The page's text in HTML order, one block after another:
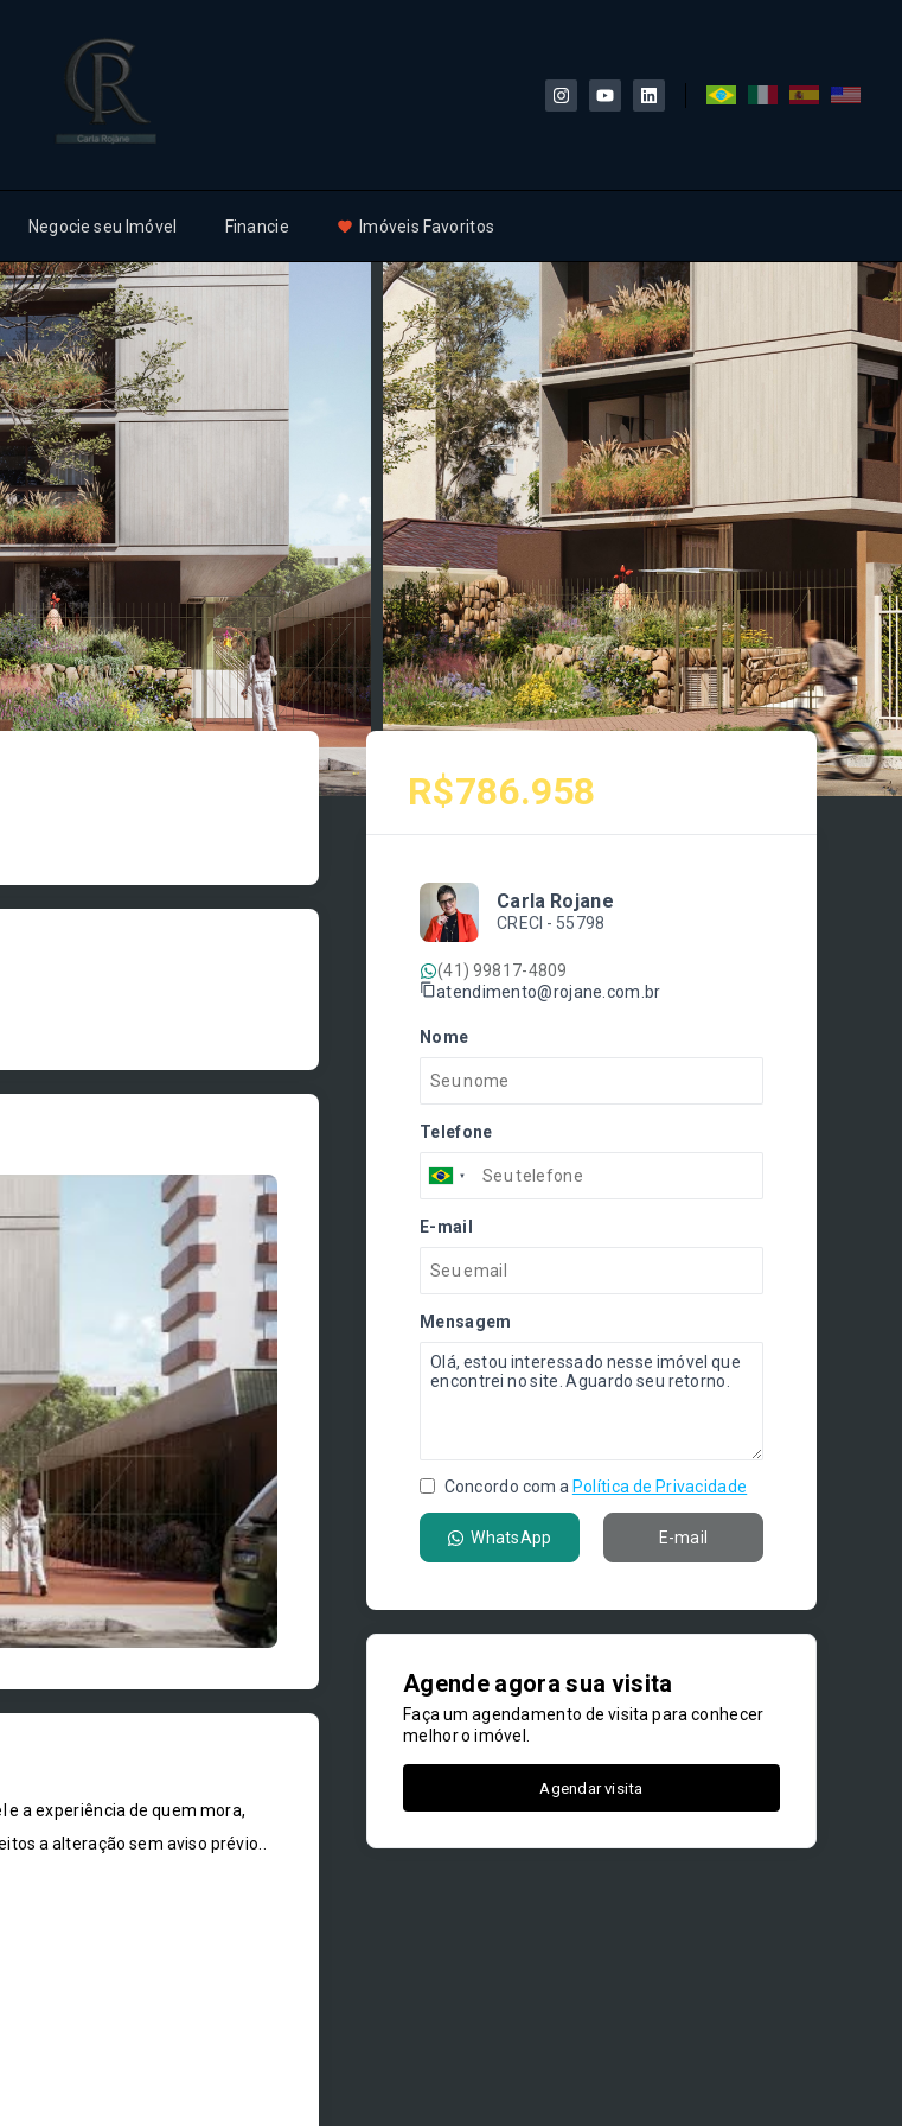
Negocie seu Imóvel Financie Imóveis Favoritos
e a experiência de quem mora,
a alteração sem aviso prévio..
R$786.958
Carla Rojane
CRECI - 55798
(41) 99817-4809
atendimento@rojane.com.br
Nome
Telefone
E-mail
Mensagem
Concordo com a Política de Privacidade
WhatsApp E-mail
Agende agora sua visita
Faça um agendamento de visita para conhecer
melhor o imóvel.
Agendar visita